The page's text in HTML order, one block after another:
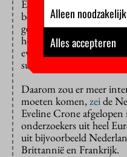
Een ander probleem is
beurzen afkalft als de
geld vandoor gaan en
hebben. Je mag
evenveel talent hebben
succesvolste landen.
Daarom zou er meer
moeten komen,zeide
Eveline Crone
onderzoekers uit heel
uit bijvoorbeeld
Brittannië en Frankrijk.
Alleen
Alles accepteren